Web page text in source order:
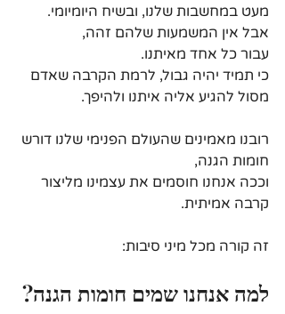
מעט במחשבות שלנו, ובשיח היומיומי.
אבל אין המשמעות שלהם זהה,
עבור כל אחד מאיתנו.
כי תמיד יהיה גבול, לרמת הקרבה שאדם
מסול להגיע אליה איתנו ולהיפך.
רובנו מאמינים שהעולם הפנימי שלנו דורש
חומות הגנה,
וככה אנחנו חוסמים את עצמינו מליצור
קרבה אמיתית.
זה קורה מכל מיני סיבות:
למה אנחנו שמים חומות הגנה?